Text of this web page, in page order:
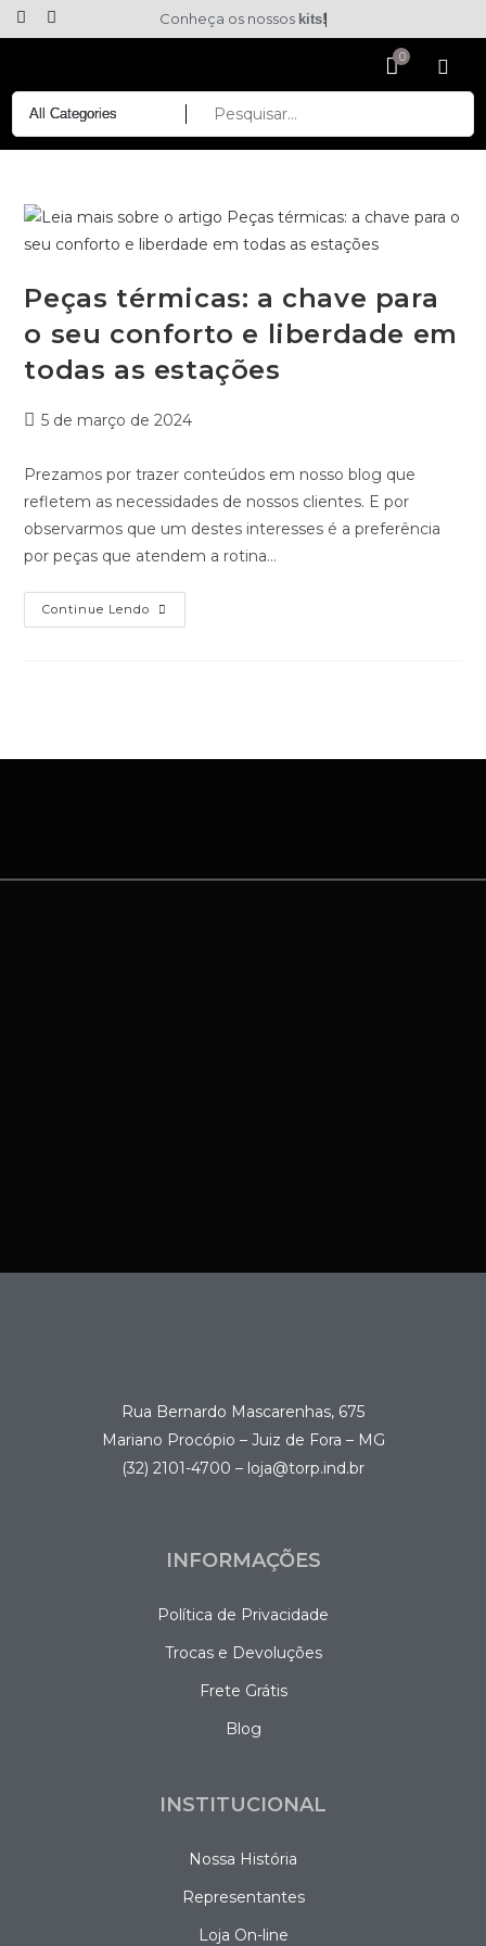
Conheça os nossos kits!
Peças térmicas: a chave para
o seu conforto e liberdade em
todas as estações
5 de março de 2024
Prezamos por trazer conteúdos em nosso blog que
refletem as necessidades de nossos clientes. E por
observarmos que um destes interesses é a preferência
por peças que atendem a rotina…
Continue Lendo
Rua Bernardo Mascarenhas, 675
Mariano Procópio – Juiz de Fora – MG
(32) 2101-4700 – loja@torp.ind.br
INFORMAÇÕES
Política de Privacidade
Trocas e Devoluções
Frete Grátis
Blog
INSTITUCIONAL
Nossa História
Representantes
Loja On-line